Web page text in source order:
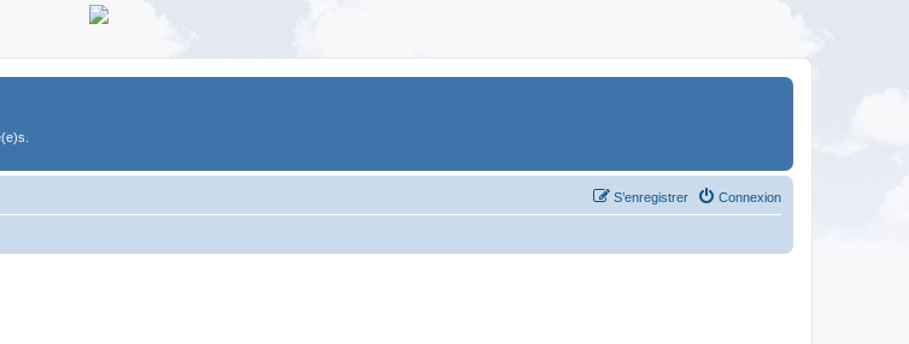
Connexion
S’enregistrer